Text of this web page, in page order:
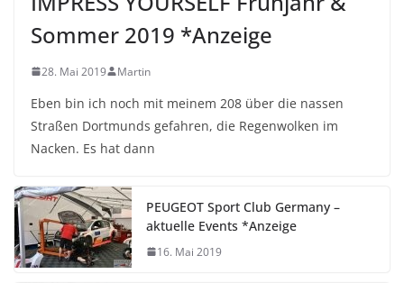
Sommer 2019 *Anzeige
28. Mai 2019 Martin
Eben bin ich noch mit meinem 208 über die nassen
Straßen Dortmunds gefahren, die Regenwolken im
Nacken. Es hat dann
PEUGEOT Sport Club Germany –
aktuelle Events *Anzeige
16. Mai 2019